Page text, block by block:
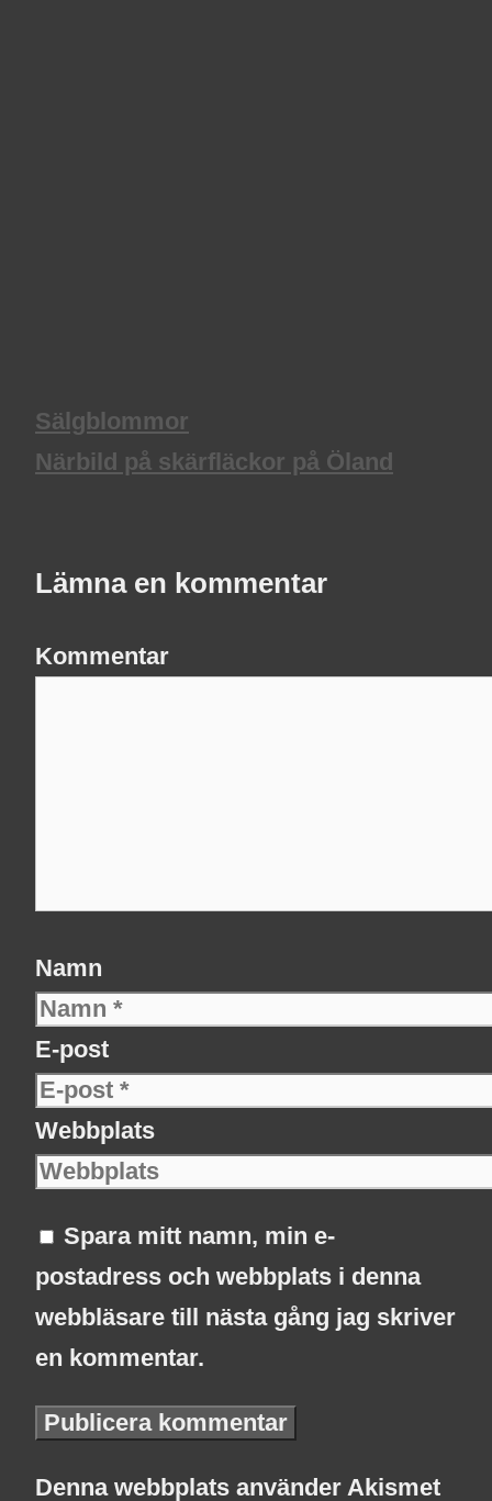
Sälgblommor
Närbild på skärfläckor på Öland
Lämna en kommentar
Kommentar
Namn
E-post
Webbplats
Spara mitt namn, min e-
postadress och webbplats i denna
webbläsare till nästa gång jag skriver
en kommentar.
Denna webbplats använder Akismet